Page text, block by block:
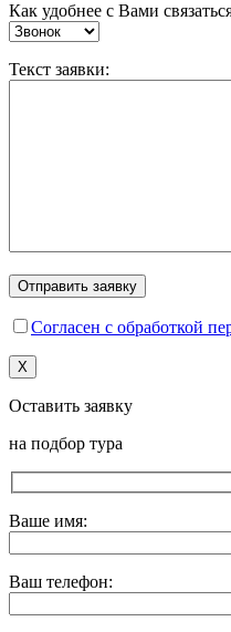
Как удобнее с Вами
Текст заявки:
Согласен с обработкой
X
Оставить заявку
на подбор тура
Ваше имя:
Ваш телефон: